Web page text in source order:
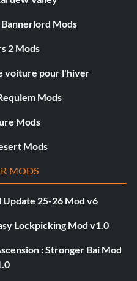
Mods
2 Mods
voiture pour l'hiver
Mods
Mods
Mods
MODS
Update 25-26 Mod v6
Lockpicking Mod v1.0
: Stronger Bai Mod